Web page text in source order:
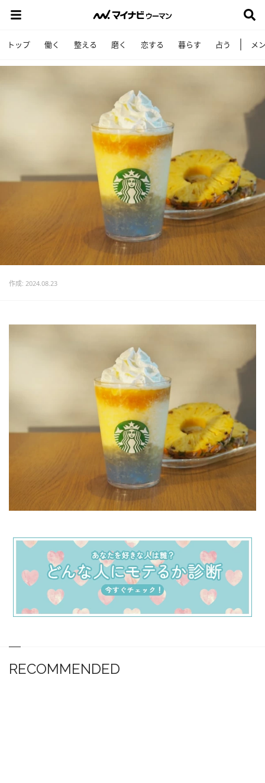
トップ 働く 整える 磨く 恋する 暮らす 占う メ
作成: 2024.08.23
RECOMMENDED